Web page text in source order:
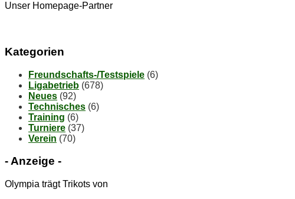
Unser Homepage-Partner
Ka­te­go­rien
Freundschafts-/Testspiele (6)
Ligabetrieb (678)
Neues (92)
Technisches (6)
Training (6)
Turniere (37)
Verein (70)
- An­zei­ge -
Olympia trägt Trikots von